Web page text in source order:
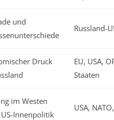
und
Russland-
Druck
EU, USA,
Staaten
im Westen
Innenpolitik
USA,